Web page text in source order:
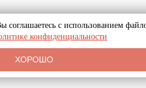
соглашаетесь с использованием
конфиденциальности
ХОРОШО